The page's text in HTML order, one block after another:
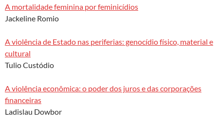
A mortalidade feminina por feminicídios
Jackeline Romio
A violência de Estado nas periferias: genocídio físico, material e
cultural
Tulio Custódio
A violência econômica: o poder dos juros e das corporações
financeiras
Ladislau Dowbor